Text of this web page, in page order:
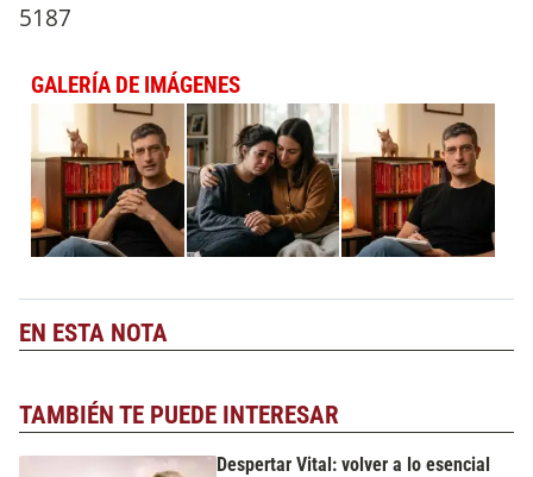
5187
GALERÍA DE IMÁGENES
EN ESTA NOTA
TAMBIÉN TE PUEDE INTERESAR
Despertar Vital: volver a lo esencial